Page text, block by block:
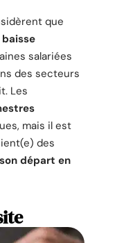
que
baisse
salariées
des secteurs
Les
mais il est
des
départ en